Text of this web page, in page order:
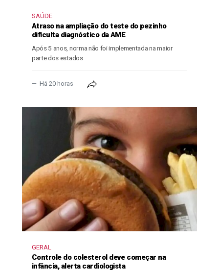
SAÚDE
Atraso na ampliação do teste do pezinho
dificulta diagnóstico da AME
Após 5 anos, norma não foi implementada na maior
parte dos estados
Há 20 horas
GERAL
Controle do colesterol deve começar na
infância, alerta cardiologista